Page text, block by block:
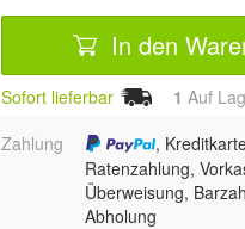
In den
Sofort lieferbar 1 Auf
Zahlung
,
Ratenzahlung,
Überweisung,
Abholung